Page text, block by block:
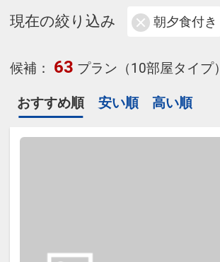
現在の絞り込み 朝夕食付き
候補： 63 プラン（10部屋タイプ）
おすすめ順 安い順 高い順